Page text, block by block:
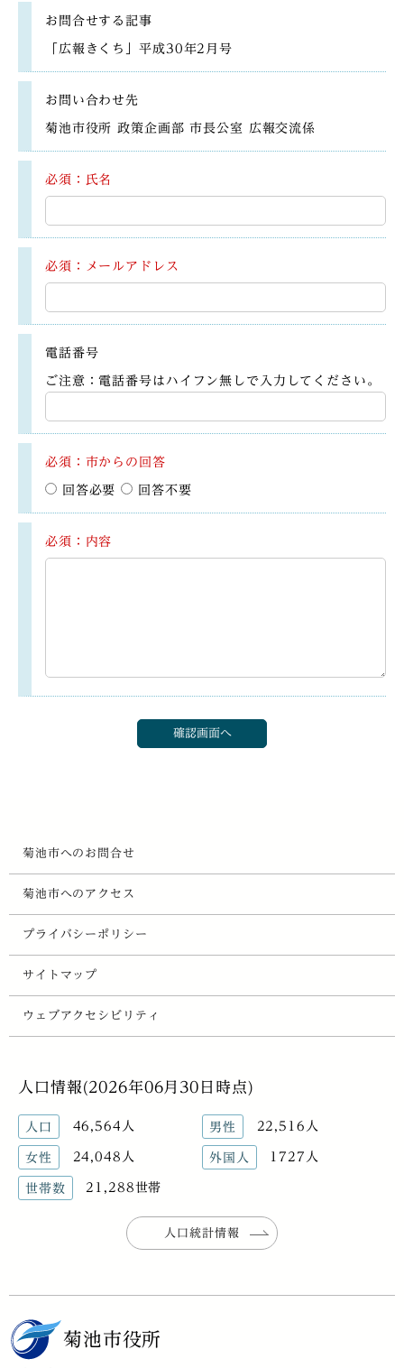
お問合せする記事
「広報きくち」平成30年2月号
お問い合わせ先
菊池市役所 政策企画部 市長公室 広報交流係
必須：氏名
必須：メールアドレス
電話番号
ご注意：電話番号はハイフン無しで入力してください。
必須：市からの回答
回答必要 回答不要
必須：内容
菊池市へのお問合せ
菊池市へのアクセス
プライバシーポリシー
サイトマップ
ウェブアクセシビリティ
人口情報(2026年06月30日時点)
人口 46,564人 男性 22,516人
女性 24,048人 外国人 1727人
世帯数 21,288世帯
人口統計情報
菊池市役所